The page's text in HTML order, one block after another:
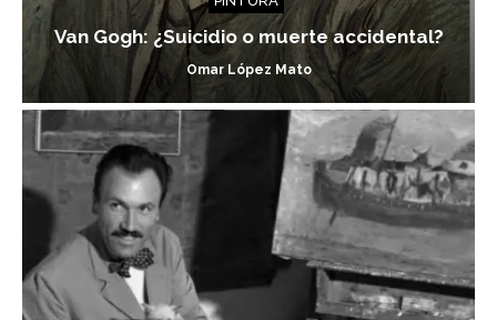
Van Gogh: ¿Suicidio o muerte accidental?
Omar López Mato